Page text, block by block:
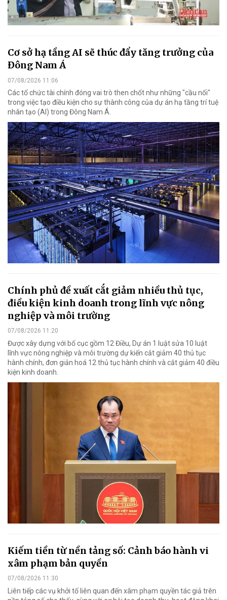
Cơ sở hạ tầng AI sẽ thúc đẩy tăng trưởng của
Đông Nam Á
07/08/2026 11:06
Các tổ chức tài chính đóng vai trò then chốt như những "cầu nối"
trong việc tạo điều kiện cho sự thành công của dự án hạ tầng trí tuệ
nhân tạo (AI) trong Đông Nam Á.
Chính phủ đề xuất cắt giảm nhiều thủ tục,
điều kiện kinh doanh trong lĩnh vực nông
nghiệp và môi trường
07/08/2026 11:20
Được xây dựng với bố cục gồm 12 Điều, Dự án 1 luật sửa 10 luật
lĩnh vực nông nghiệp và môi trường dự kiến cắt giảm 40 thủ tục
hành chính, đơn giản hoá 12 thủ tục hành chính và cắt giảm 40 điều
kiện kinh doanh.
Kiếm tiền từ nền tảng số: Cảnh báo hành vi
xâm phạm bản quyền
07/08/2026 11:30
Liên tiếp các vụ khởi tố liên quan đến xâm phạm quyền tác giả trên